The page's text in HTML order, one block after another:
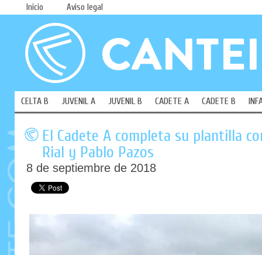
Inicio Aviso legal
CELTA B JUVENIL A JUVENIL B CADETE A CADETE B
El Cadete A completa su plantilla
Rial y Pablo Pazos
8 de septiembre de 2018